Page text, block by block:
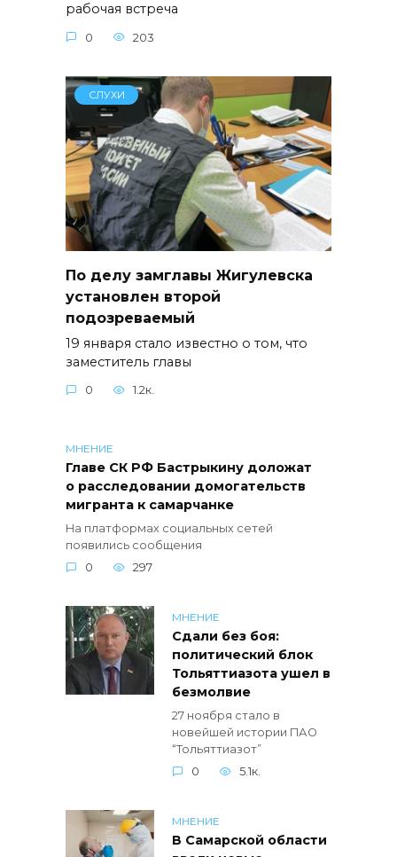
рабочая встреча
0 203
СЛУХИ
По делу замглавы Жигулевска
установлен второй
подозреваемый
19 января стало известно о том, что
заместитель главы
0 1.2к.
МНЕНИЕ
Главе СК РФ Бастрыкину доложат
о расследовании домогательств
мигранта к самарчанке
На платформах социальных сетей
появились сообщения
0
297
МНЕНИЕ
Сдали без боя:
политический блок
Тольяттиазота ушел в
безмолвие
27 ноября стало в
новейшей истории ПАО
“Тольяттиазот”
0
5.1к.
МНЕНИЕ
В Самарской области